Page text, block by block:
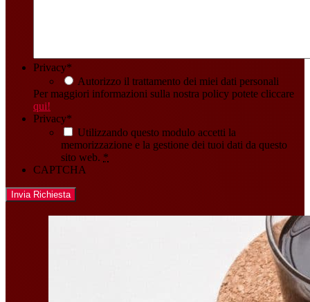
Privacy*
Autorizzo il trattamento dei miei dati personali
Per maggiori informazioni sulla nostra policy potete cliccare
qui!
Privacy*
Utilizzando questo modulo accetti la
memorizzazione e la gestione dei tuoi dati da questo
sito web. *
CAPTCHA